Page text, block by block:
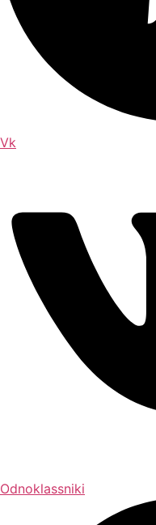
Vk
Odnoklassniki